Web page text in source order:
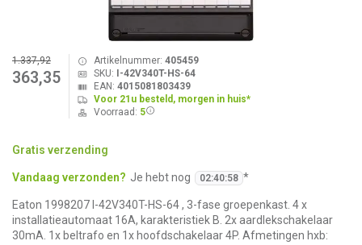
1.337,92
363,35
Artikelnummer: 405459
SKU:
I-42V340T-HS-64
EAN: 4015081803439
Voor 21u besteld, morgen in huis*
Voorraad: 5
Gratis verzending
Vandaag verzonden? Je hebt nog 02:40:57 *
Eaton 1998207 I-42V340T-HS-64 , 3-fase groepenkast. 4 x
installatieautomaat 16A, karakteristiek B. 2x aardlekschakelaar
30mA. 1x beltrafo en 1x hoofdschakelaar 4P. Afmetingen hxb: